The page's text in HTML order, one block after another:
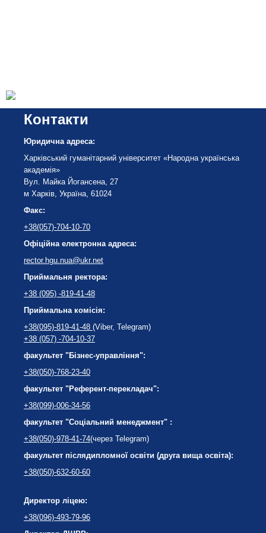
Контакти
Юридична адреса:
Харківський гуманітарний університет «Народна українська
академія»
Вул. Майка Йогансена, 27
м Харків, Україна, 61024
Факс:
+38(057)-704-10-70
Офіційна електронна адреса:
rector.hgu.nua@ukr.net
Приймальня ректора:
+38 (095) -819-41-48
Приймальна комісія:
+38(095)-819-41-48 (Viber, Telegram)
+38 (057) -704-10-37
факультет "Бізнес-управління":
+38(050)-768-23-40
факультет "Референт-перекладач":
+38(099)-006-34-56
факультет "Соціальний менеджмент" :
+38(050)-978-41-74(через Telegram)
факультет післядипломної освіти (друга вища освіта):
+38(050)-632-60-60
Директор ліцею:
+38(096)-493-79-96